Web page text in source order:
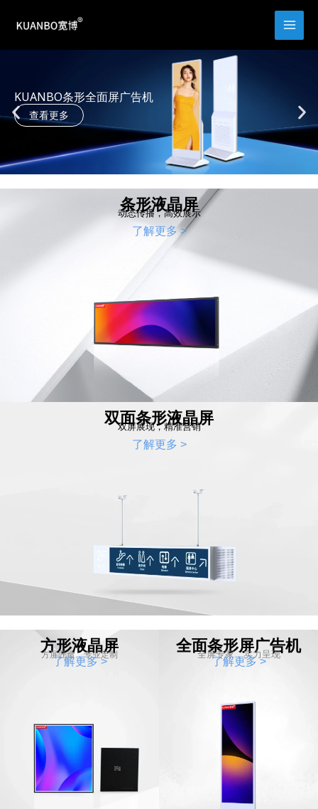
KUANBO条形全面屏广告机
查看更多
条形液晶屏
动态传播，高效展示
了解更多 >
双面条形液晶屏
双屏展现，精准营销
了解更多 >
方形液晶屏
方屏匠造，专业定制
了解更多 >
全面条形屏广告机
全屏专家，实力呈现
了解更多 >